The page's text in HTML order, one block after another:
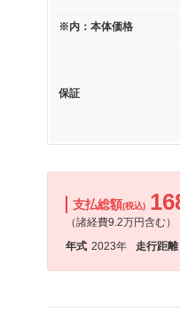
※内：本体価格
保証
支払総額(税込)
（諸経費9.2万円含む）
年式 2023年 走行距離